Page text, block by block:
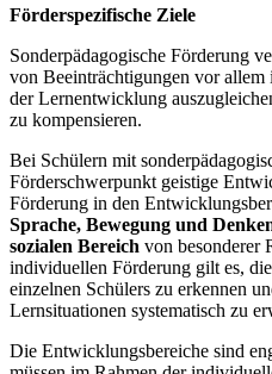
Förderspezifische Ziele
Sonderpädagogische Förderung
von Beeinträchtigungen vor allem
der Lernentwicklung
zu kompensieren.
Bei Schülern mit
Förderschwerpunkt geistige
Förderung in den
Sprache, Bewegung und
sozialen Bereich von besonderer
individuellen Förderung gilt es,
einzelnen Schülers zu erkennen
Lernsituationen systematisch zu
Die Entwicklungsbereiche sind